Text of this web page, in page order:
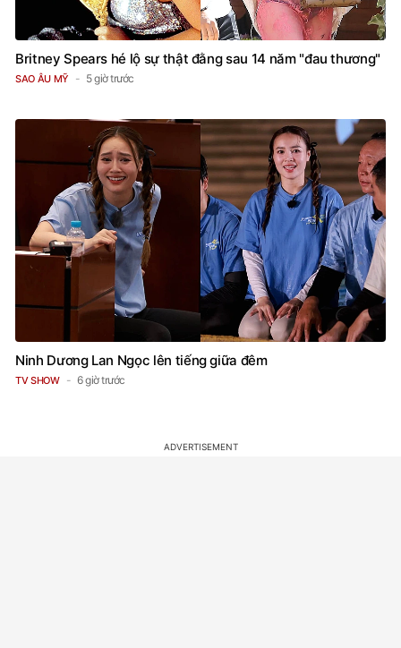
Britney Spears hé lộ sự thật đằng sau 14 năm "đau thương"
SAO ÂU MỸ 5 giờ trước
Ninh Dương Lan Ngọc lên tiếng giữa đêm
TV SHOW 6 giờ trước